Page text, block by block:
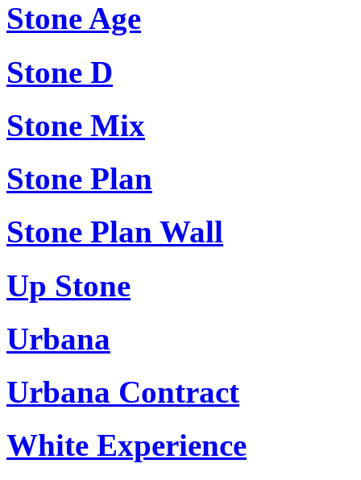
Stone Age
Stone D
Stone Mix
Stone Plan
Stone Plan Wall
Up Stone
Urbana
Urbana Contract
White Experience